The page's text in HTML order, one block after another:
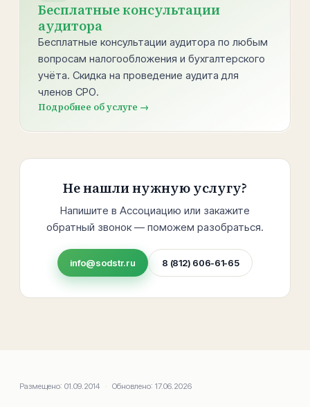
Бесплатные консультации
аудитора
Бесплатные консультации аудитора по любым
вопросам налогообложения и бухгалтерского
учёта. Скидка на проведение аудита для
членов СРО.
Подробнее об услуге →
Не нашли нужную услугу?
Напишите в Ассоциацию или закажите
обратный звонок — поможем разобраться.
info@sodstr.ru 8 (812) 606-61-65
Размещено: 01.09.2014 · Обновлено: 17.06.2026